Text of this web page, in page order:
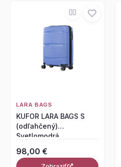
LARA BAGS
KUFOR LARA BAGS S
(odľahčený)
Svetlomodrá
98,00 €